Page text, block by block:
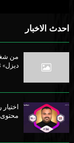
احدث الاخبار
من
ديزل»
محتوى